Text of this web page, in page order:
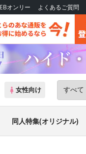
オンリー よくあるご質問
女性向け
同人特集(オリジナル)